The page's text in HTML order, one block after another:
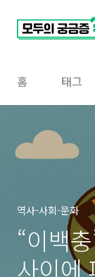
홈 태그
역사-사회-문화
“이백
사이에